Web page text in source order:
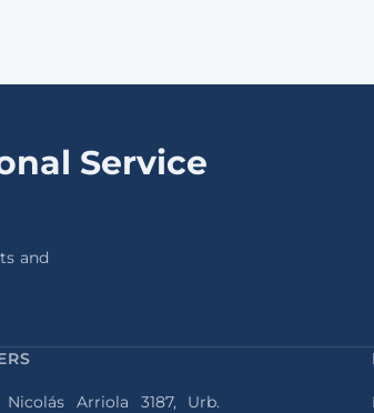
Service
and
Nicolás Arriola 3187, Urb.